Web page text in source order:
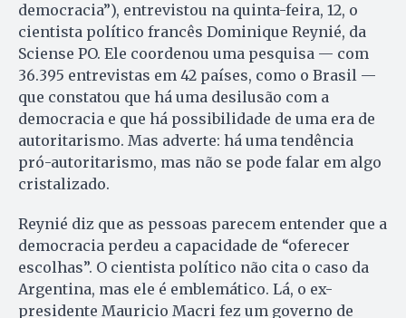
democracia”), entrevistou na quinta-feira, 12, o
cientista político francês Dominique Reynié, da
Sciense PO. Ele coordenou uma pesquisa — com
36.395 entrevistas em 42 países, como o Brasil —
que constatou que há uma desilusão com a
democracia e que há possibilidade de uma era de
autoritarismo. Mas adverte: há uma tendência
pró-autoritarismo, mas não se pode falar em algo
cristalizado.
Reynié diz que as pessoas parecem entender que a
democracia perdeu a capacidade de “oferecer
escolhas”. O cientista político não cita o caso da
Argentina, mas ele é emblemático. Lá, o ex-
presidente Mauricio Macri fez um governo de